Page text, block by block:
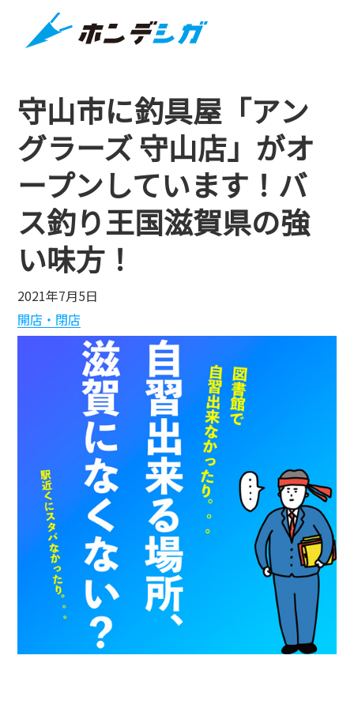
守山市に釣具屋「アン
グラーズ 守山店」がオ
ープンしています！バ
ス釣り王国滋賀県の強
い味方！
2021年7月5日
開店・閉店